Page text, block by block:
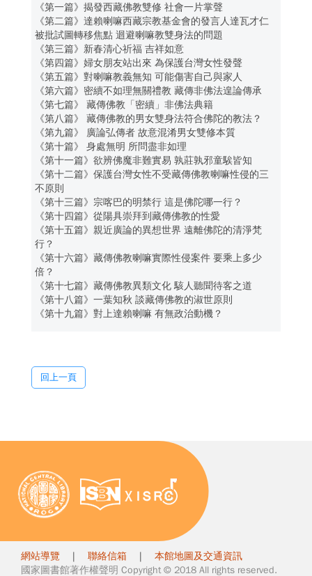
《第一篇》揭發西藏佛教雙修 社會一片掌聲
《第二篇》達賴喇嘛西藏宗教基金會的發言人達瓦才仁
被批試圖轉移焦點 迴避喇嘛教雙身法的問題
《第三篇》新春清心祈福 吉祥如意
《第四篇》婦女朋友站出來 為保護台灣女性發聲
《第五篇》對喇嘛教義無知 可能傷害自己與家人
《第六篇》密續不如理無關禮教 藏傳非佛法遑論傳承
《第七篇》 藏傳佛教「密續」非佛法典籍
《第八篇》 藏傳佛教的男女雙身法符合佛陀的教法？
《第九篇》 廣論弘傳者 故意混淆男女雙修本質
《第十篇》 身處無明 所問盡非如理
《第十一篇》欲辨佛魔非難實易 孰莊孰邪童騃皆知
《第十二篇》保護台灣女性不受藏傳佛教喇嘛性侵的三
不原則
《第十三篇》宗喀巴的明禁行 這是佛陀哪一行？
《第十四篇》從陽具崇拜到藏傳佛教的性愛
《第十五篇》親近廣論的異想世界 遠離佛陀的清淨梵
行？
《第十六篇》藏傳佛教喇嘛實際性侵案件 要乘上多少
倍？
《第十七篇》藏傳佛教異類文化 駭人聽聞待客之道
《第十八篇》一葉知秋 談藏傳佛教的淑世原則
《第十九篇》對上達賴喇嘛 有無政治動機？
回上一頁
網站導覽 | 聯絡信箱 | 本館地圖及交通資訊
國家圖書館著作權聲明 Copyright © 2018 All rights reserved.